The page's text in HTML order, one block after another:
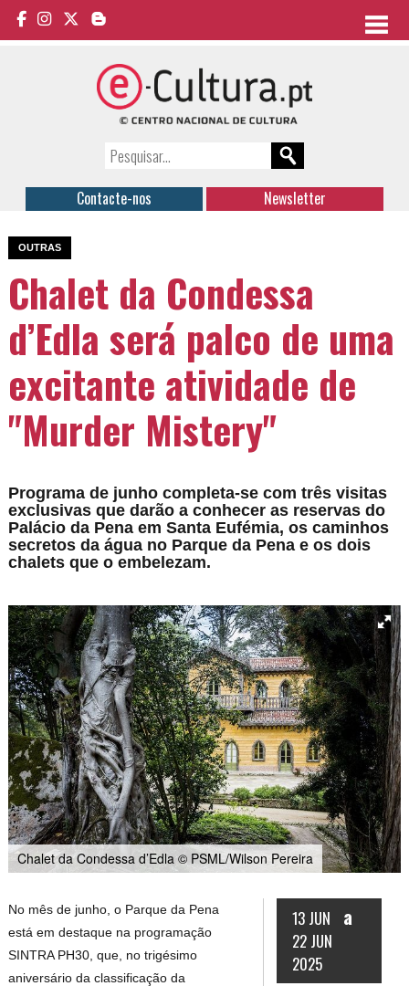
Contacte-nos Newsletter
OUTRAS
Chalet da Condessa
d’Edla será palco de uma
excitante atividade de
"Murder Mistery"
Programa de junho completa-se com três visitas
exclusivas que darão a conhecer as reservas do
Palácio da Pena em Santa Eufémia, os caminhos
secretos da água no Parque da Pena e os dois
chalets que o embelezam.
Chalet da Condessa d’Edla © PSML/Wilson Pereira
13 JUN a
22 JUN
2025
No mês de junho, o Parque da Pena
está em destaque na programação
SINTRA PH30, que, no trigésimo
aniversário da classificação da